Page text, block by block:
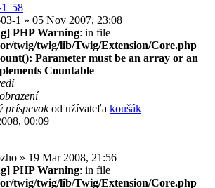
'58
1 » 05 Nov 2007, 23:08
PHP Warning: in file
twig/twig/lib/Twig/Extension/Core.php
Parameter must be an array or an
Countable
príspevokod užívateľa koušák
00:09
» 19 Mar 2008, 21:56
PHP Warning: in file
twig/twig/lib/Twig/Extension/Core.php